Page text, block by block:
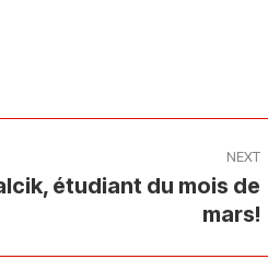
NEXT
étudiant du mois de
mars!